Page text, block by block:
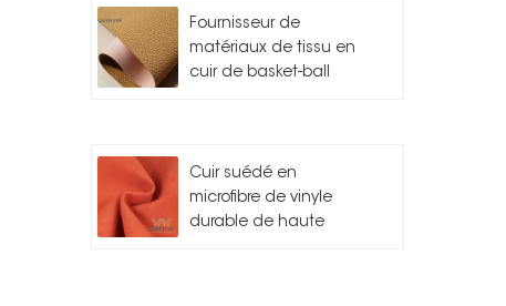
Fournisseur de
matériaux de tissu en
cuir de basket-ball
Cuir suédé en
microfibre de vinyle
durable de haute